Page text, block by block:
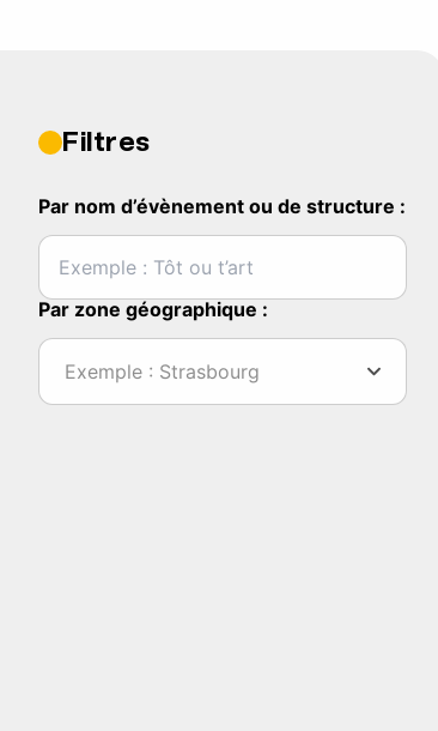
Filtres
Par nom d’évènement ou de structure :
Par zone géographique :
Exemple : Strasbourg